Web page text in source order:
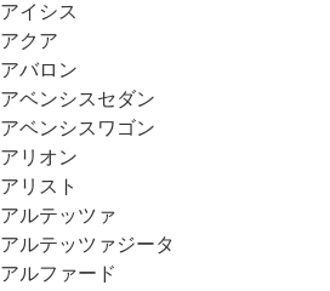
アイシス
アクア
アバロン
アベンシスセダン
アベンシスワゴン
アリオン
アリスト
アルテッツァ
アルテッツァジータ
アルファード